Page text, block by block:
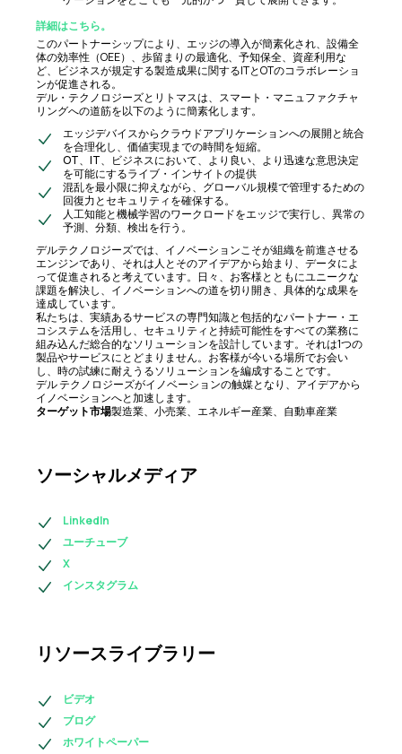
詳細はこちら。
このパートナーシップにより、エッジの導入が簡素化され、設備全
体の効率性（OEE）、歩留まりの最適化、予知保全、資産利用な
ど、ビジネスが規定する製造成果に関するITとOTのコラボレーショ
ンが促進される。
デル・テクノロジーズとリトマスは、スマート・マニュファクチャ
リングへの道筋を以下のように簡素化します。
エッジデバイスからクラウドアプリケーションへの展開と統合
を合理化し、価値実現までの時間を短縮。
OT、IT、ビジネスにおいて、より良い、より迅速な意思決定
を可能にするライブ・インサイトの提供
混乱を最小限に抑えながら、グローバル規模で管理するための
回復力とセキュリティを確保する。
人工知能と機械学習のワークロードをエッジで実行し、異常の
予測、分類、検出を行う。
デルテクノロジーズでは、イノベーションこそが組織を前進させる
エンジンであり、それは人とそのアイデアから始まり、データによ
って促進されると考えています。日々、お客様とともにユニークな
課題を解決し、イノベーションへの道を切り開き、具体的な成果を
達成しています。
私たちは、実績あるサービスの専門知識と包括的なパートナー・エ
コシステムを活用し、セキュリティと持続可能性をすべての業務に
組み込んだ総合的なソリューションを設計しています。それは1つの
製品やサービスにとどまりません。お客様が今いる場所でお会い
し、時の試練に耐えうるソリューションを編成することです。
デル テクノロジーズがイノベーションの触媒となり、アイデアから
イノベーションへと加速します。
ターゲット市場製造業、小売業、エネルギー産業、自動車産業
ソーシャルメディア
LinkedIn
ユーチューブ
X
インスタグラム
リソースライブラリー
ビデオ
ブログ
ホワイトペーパー